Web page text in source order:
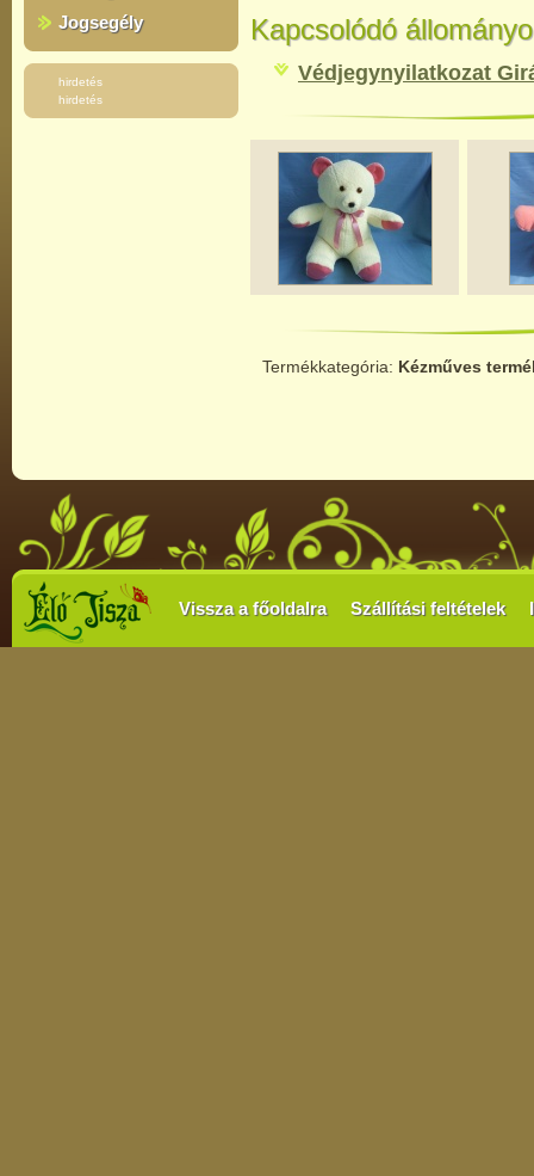
Jogsegély
hirdetés
hirdetés
Kapcsolódó
Védjegynyilatkozat
Termékkategória: Kézműves
Vissza a főoldalra Szállítási feltételek